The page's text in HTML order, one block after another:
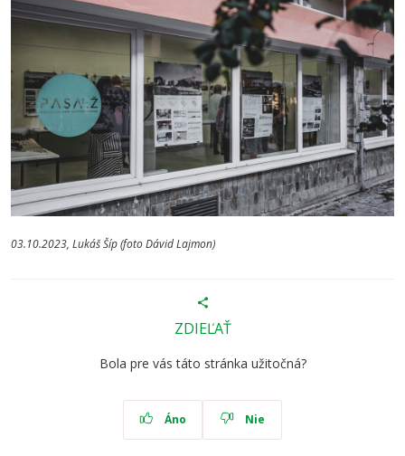
03.10.2023, Lukáš Šíp (foto Dávid Lajmon)
ZDIEĽAŤ
Bola pre vás táto stránka užitočná?
Áno Nie